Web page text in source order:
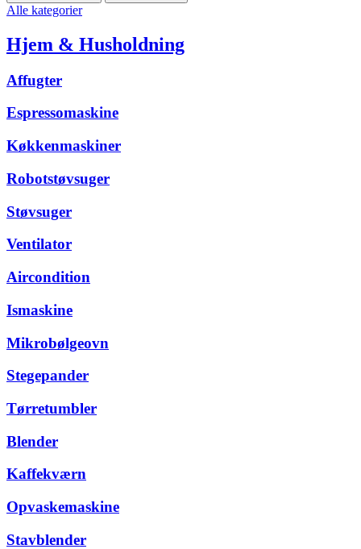
Alle kategorier
Hjem & Husholdning
Affugter
Espressomaskine
Køkkenmaskiner
Robotstøvsuger
Støvsuger
Ventilator
Aircondition
Ismaskine
Mikrobølgeovn
Stegepander
Tørretumbler
Blender
Kaffekværn
Opvaskemaskine
Stavblender